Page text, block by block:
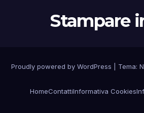
Stampare
Proudly powered by WordPress Tema:
HomeContattiInformativa Cookies